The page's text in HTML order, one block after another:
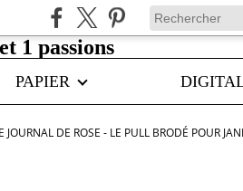
PAPIER
JOURNAL DE ROSE - LE PULL BRODÉ POUR